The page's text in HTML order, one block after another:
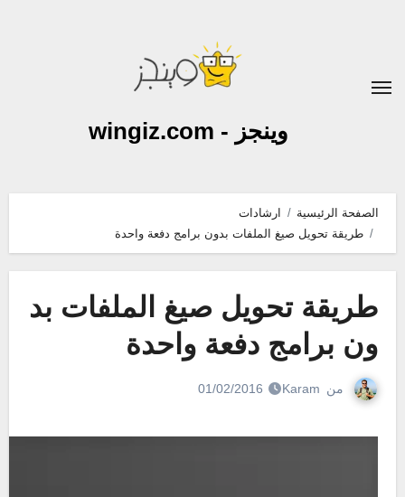
وينجز - wingiz.com
الصفحة الرئيسية
ارشادات
طريقة تحويل صيغ الملفات بدون برامج دفعة واحدة
طريقة تحويل صيغ الملفات بد
ون برامج دفعة واحدة
من Karam
01/02/2016